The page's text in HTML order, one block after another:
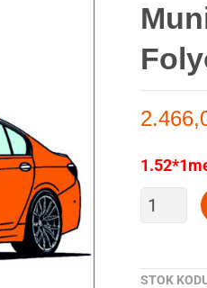
ORACAL
351
STOK